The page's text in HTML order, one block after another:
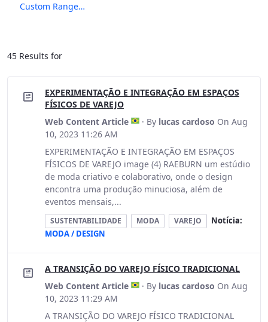
Custom Range…
45 Results for
EXPERIMENTAÇÃO E INTEGRAÇÃO EM ESPAÇOS
FÍSICOS DE VAREJO
Web Content Article
· By lucas cardoso On Aug
10, 2023 11:26 AM
EXPERIMENTAÇÃO E INTEGRAÇÃO EM ESPAÇOS
FÍSICOS DE VAREJO image (4) RAEBURN um estúdio
de moda criativo e colaborativo, onde o design
encontra uma produção minuciosa, além de
eventos mensais,...
SUSTENTABILIDADE MODA VAREJO
Notícia:
MODA / DESIGN
A TRANSIÇÃO DO VAREJO FÍSICO TRADICIONAL
Web Content Article
· By lucas cardoso On Aug
10, 2023 11:29 AM
A TRANSIÇÃO DO VAREJO FÍSICO TRADICIONAL